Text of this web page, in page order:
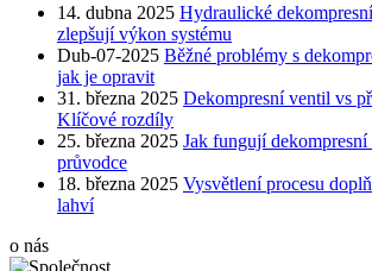
14. dubna 2025 Hydraulické
zlepšují výkon systému
Dub-07-2025 Běžné problémy s
jak je opravit
31. března 2025 Dekompresní ventil vs
Klíčové rozdíly
25. března 2025 Jak fungují
průvodce
18. března 2025 Vysvětlení procesu
lahví
o nás